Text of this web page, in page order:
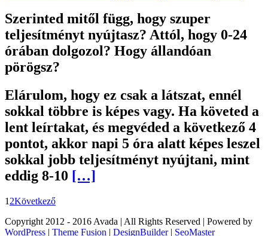
Szerinted mitől függ, hogy szuper
teljesítményt nyújtasz? Attól, hogy 0-24
órában dolgozol? Hogy állandóan
pörögsz?
Elárulom, hogy ez csak a látszat, ennél
sokkal többre is képes vagy. Ha követed a
lent leírtakat, és megvéded a következő 4
pontot, akkor napi 5 óra alatt képes leszel
sokkal jobb teljesítményt nyújtani, mint
eddig 8-10 […]
1 2Következő
Copyright 2012 - 2016 Avada | All Rights Reserved | Powered by
WordPress | Theme Fusion | DesignBuilder| SeoMaster